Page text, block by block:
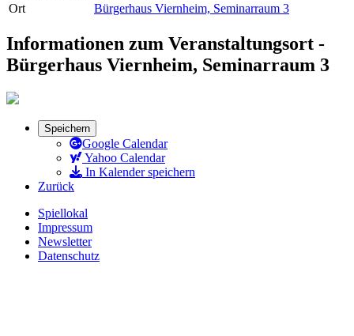
Ort
Bürgerhaus Viernheim, Seminarraum 3
Informationen zum Veranstaltungsort -
Bürgerhaus Viernheim, Seminarraum 3
Speichern
Google Calendar
Yahoo Calendar
In Kalender speichern
Zurück
Spiellokal
Impressum
Newsletter
Datenschutz